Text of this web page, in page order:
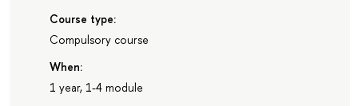
Course type:
Compulsory course
When:
1 year, 1-4 module